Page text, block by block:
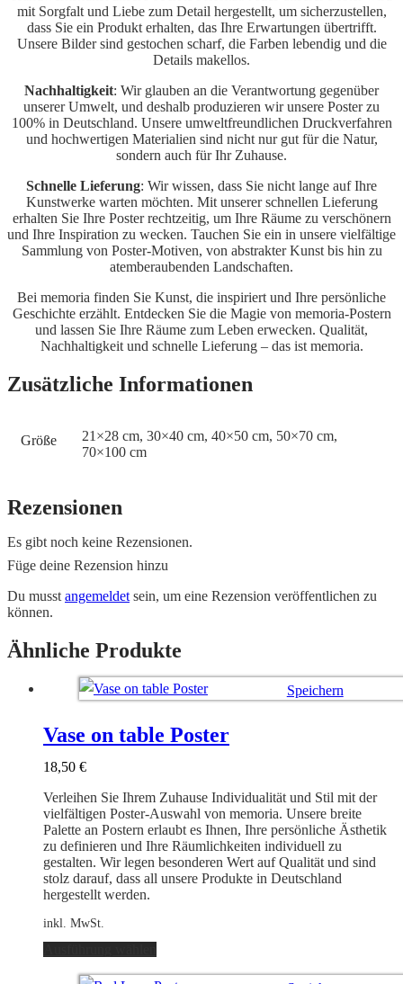
mit Sorgfalt und Liebe zum Detail hergestellt, um sicherzustellen,
dass Sie ein Produkt erhalten, das Ihre Erwartungen übertrifft.
Unsere Bilder sind gestochen scharf, die Farben lebendig und die
Details makellos.
Nachhaltigkeit: Wir glauben an die Verantwortung gegenüber
unserer Umwelt, und deshalb produzieren wir unsere Poster zu
100% in Deutschland. Unsere umweltfreundlichen Druckverfahren
und hochwertigen Materialien sind nicht nur gut für die Natur,
sondern auch für Ihr Zuhause.
Schnelle Lieferung: Wir wissen, dass Sie nicht lange auf Ihre
Kunstwerke warten möchten. Mit unserer schnellen Lieferung
erhalten Sie Ihre Poster rechtzeitig, um Ihre Räume zu verschönern
und Ihre Inspiration zu wecken. Tauchen Sie ein in unsere vielfältige
Sammlung von Poster-Motiven, von abstrakter Kunst bis hin zu
atemberaubenden Landschaften.
Bei memoria finden Sie Kunst, die inspiriert und Ihre persönliche
Geschichte erzählt. Entdecken Sie die Magie von memoria-Postern
und lassen Sie Ihre Räume zum Leben erwecken. Qualität,
Nachhaltigkeit und schnelle Lieferung – das ist memoria.
Zusätzliche Informationen
Größe
21×28 cm, 30×40 cm, 40×50 cm, 50×70 cm,
70×100 cm
Rezensionen
Es gibt noch keine Rezensionen.
Füge deine Rezension hinzu
Du musst angemeldet sein, um eine Rezension veröffentlichen zu
können.
Ähnliche Produkte
Speichern
Vase on table Poster
18,50 €
Verleihen Sie Ihrem Zuhause Individualität und Stil mit der
vielfältigen Poster-Auswahl von memoria. Unsere breite
Palette an Postern erlaubt es Ihnen, Ihre persönliche Ästhetik
zu definieren und Ihre Räumlichkeiten individuell zu
gestalten. Wir legen besonderen Wert auf Qualität und sind
stolz darauf, dass all unsere Produkte in Deutschland
hergestellt werden.
inkl. MwSt.
Dieses
Produkt
weist